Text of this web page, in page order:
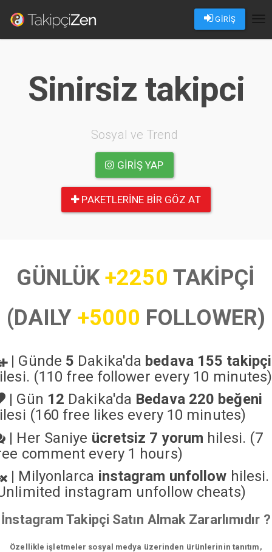
GİRİŞ
Sinirsiz takipci
Sosyal ve Trend
GIRIŞ YAP
PAKETLERINE BIR GÖZ AT
GÜNLÜK+2250 TAKİPÇİ
(DAILY +5000 FOLLOWER)
| Günde 5 Dakika'da bedava 155 takipçi
(110 free follower every 10 minutes)
| Gün 12 Dakika'da Bedava 220 beğeni
(160 free likes every 10 minutes)
| Her Saniye ücretsiz 7 yorum hilesi. (7
comment every 1 hours)
| Milyonlarca instagram unfollow hilesi.
instagram unfollow cheats)
İnstagram Takipçi Satın Almak Zararlımıdır ?
Özellikle işletmeler sosyal medya üzerinden ürünlerinin tanıtım,